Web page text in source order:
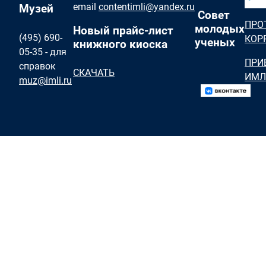
Музей
(495) 690-
05-35 - для
справок
muz@imli.ru
email contentimli@yandex.ru
Новый прайс-лист
книжного киоска
СКАЧАТЬ
Совет
молодых
ученых